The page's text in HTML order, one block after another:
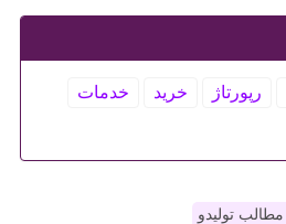
رپورتاژ خرید
خدمات
مطالب تولیدو